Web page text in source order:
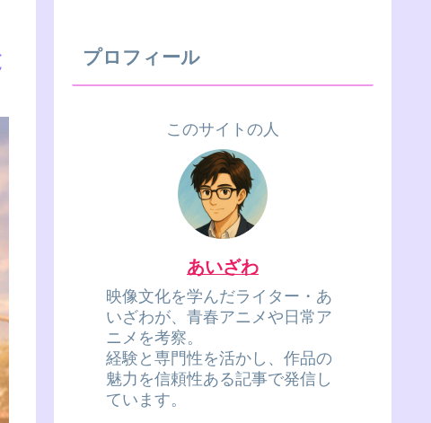
プロフィール
このサイトの人
あいざわ
映像文化を学んだライター・あ
いざわが、青春アニメや日常ア
ニメを考察。
経験と専門性を活かし、作品の
魅力を信頼性ある記事で発信し
ています。